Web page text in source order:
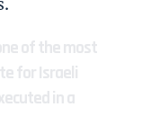
of the most
for Israeli
in a